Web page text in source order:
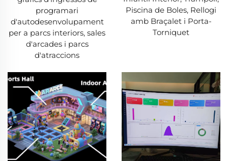
programari
d'autodesenvolupament
per a parcs interiors, sales
d'arcades i parcs
d'atraccions
Piscina de Boles, Rellogi
amb Braçalet i Porta-
Torniquet